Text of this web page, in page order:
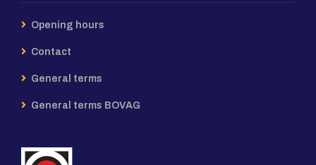
Opening hours
Contact
General terms
General terms BOVAG